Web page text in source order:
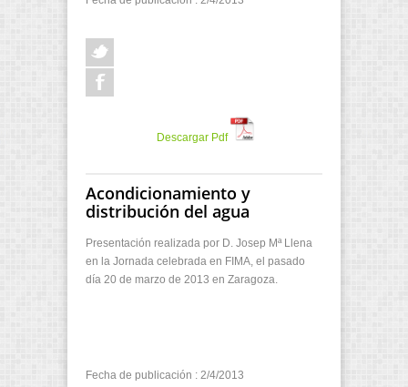
Descargar Pdf
Acondicionamiento y
distribución del agua
Presentación realizada por D. Josep Mª Llena
en la Jornada celebrada en FIMA, el pasado
día 20 de marzo de 2013 en Zaragoza.
Fecha de publicación : 2/4/2013